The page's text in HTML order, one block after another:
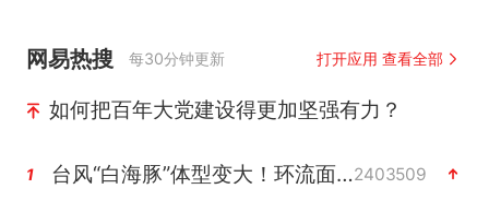
网易热搜 每30分钟更新 打开应用 查看全部
如何把百年大党建设得更加坚强有力？
1 台风“白海豚”体型变大！环流面积接近13个浙江那么大2403509